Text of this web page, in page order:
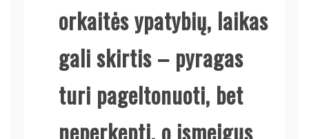
orkaitės ypatybių, laikas
gali skirtis – pyragas
turi pageltonuoti, bet
neperkepti, o įsmeigus